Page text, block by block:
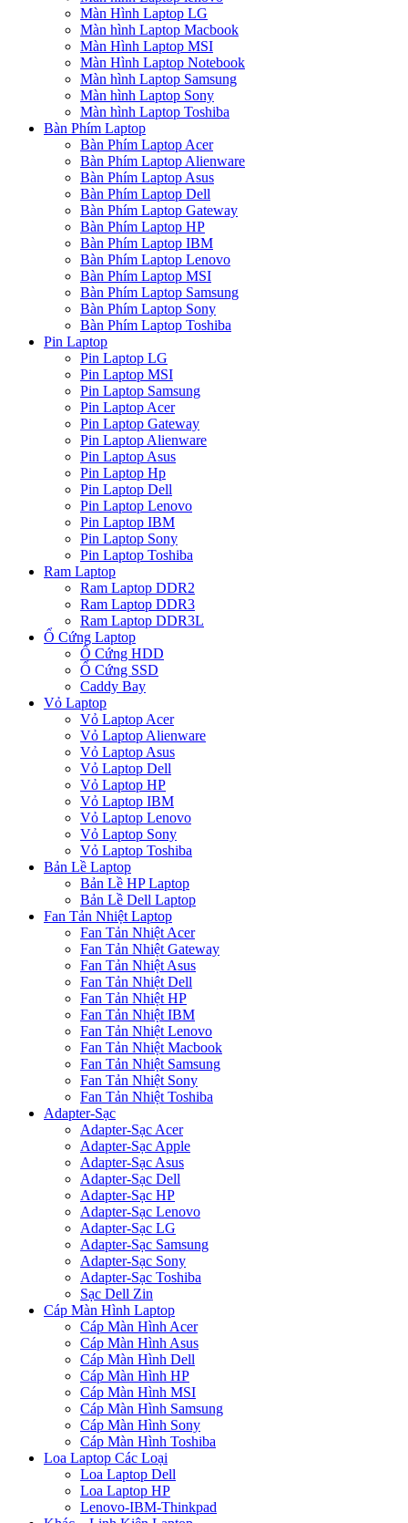
Màn Hình Laptop LG
Màn hình Laptop Macbook
Màn Hình Laptop MSI
Màn Hình Laptop Notebook
Màn hình Laptop Samsung
Màn hình Laptop Sony
Màn hình Laptop Toshiba
Bàn Phím Laptop
Bàn Phím Laptop Acer
Bàn Phím Laptop Alienware
Bàn Phím Laptop Asus
Bàn Phím Laptop Dell
Bàn Phím Laptop Gateway
Bàn Phím Laptop HP
Bàn Phím Laptop IBM
Bàn Phím Laptop Lenovo
Bàn Phím Laptop MSI
Bàn Phím Laptop Samsung
Bàn Phím Laptop Sony
Bàn Phím Laptop Toshiba
Pin Laptop
Pin Laptop LG
Pin Laptop MSI
Pin Laptop Samsung
Pin Laptop Acer
Pin Laptop Gateway
Pin Laptop Alienware
Pin Laptop Asus
Pin Laptop Hp
Pin Laptop Dell
Pin Laptop Lenovo
Pin Laptop IBM
Pin Laptop Sony
Pin Laptop Toshiba
Ram Laptop
Ram Laptop DDR2
Ram Laptop DDR3
Ram Laptop DDR3L
Ổ Cứng Laptop
Ổ Cứng HDD
Ổ Cứng SSD
Caddy Bay
Vỏ Laptop
Vỏ Laptop Acer
Vỏ Laptop Alienware
Vỏ Laptop Asus
Vỏ Laptop Dell
Vỏ Laptop HP
Vỏ Laptop IBM
Vỏ Laptop Lenovo
Vỏ Laptop Sony
Vỏ Laptop Toshiba
Bản Lề Laptop
Bản Lề HP Laptop
Bản Lề Dell Laptop
Fan Tản Nhiệt Laptop
Fan Tản Nhiệt Acer
Fan Tản Nhiệt Gateway
Fan Tản Nhiệt Asus
Fan Tản Nhiệt Dell
Fan Tản Nhiệt HP
Fan Tản Nhiệt IBM
Fan Tản Nhiệt Lenovo
Fan Tản Nhiệt Macbook
Fan Tản Nhiệt Samsung
Fan Tản Nhiệt Sony
Fan Tản Nhiệt Toshiba
Adapter-Sạc
Adapter-Sạc Acer
Adapter-Sạc Apple
Adapter-Sạc Asus
Adapter-Sạc Dell
Adapter-Sạc HP
Adapter-Sạc Lenovo
Adapter-Sạc LG
Adapter-Sạc Samsung
Adapter-Sạc Sony
Adapter-Sạc Toshiba
Sạc Dell Zin
Cáp Màn Hình Laptop
Cáp Màn Hình Acer
Cáp Màn Hình Asus
Cáp Màn Hình Dell
Cáp Màn Hình HP
Cáp Màn Hình MSI
Cáp Màn Hình Samsung
Cáp Màn Hình Sony
Cáp Màn Hình Toshiba
Loa Laptop Các Loại
Loa Laptop Dell
Loa Laptop HP
Lenovo-IBM-Thinkpad